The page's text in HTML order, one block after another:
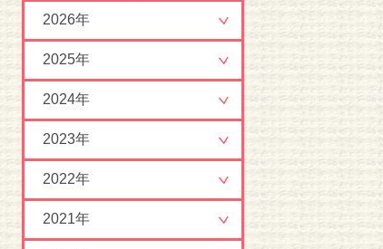
2026年
2025年
2024年
2023年
2022年
2021年